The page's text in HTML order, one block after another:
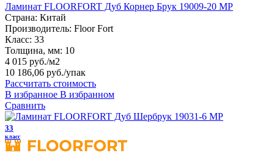
Ламинат FLOORFORT Дуб Корнер Брук 19009-20 MP
Страна: Китай
Производитель: Floor Fort
Класс: 33
Толщина, мм: 10
4 015 руб./м2
10 186,06 руб./упак
Рассчитать стоимость
В избранное В избранном
Сравнить
33
класс